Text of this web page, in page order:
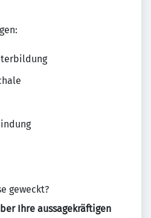
geweckt?
Ihre aussagekräftigen